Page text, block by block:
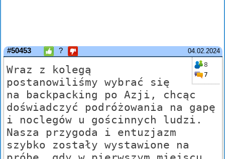
04.02.2024
#50453 ?
8
7
Wraz z kolegą
postanowiliśmy wybrać się
na backpacking po Azji, chcąc
doświadczyć podróżowania na gapę
i noclegów u gościnnych ludzi.
Nasza przygoda i entuzjazm
szybko zostały wystawione na